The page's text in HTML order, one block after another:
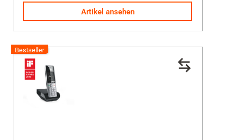
Sternen.
232
Bewertungen
Artikel ansehen
Bestseller